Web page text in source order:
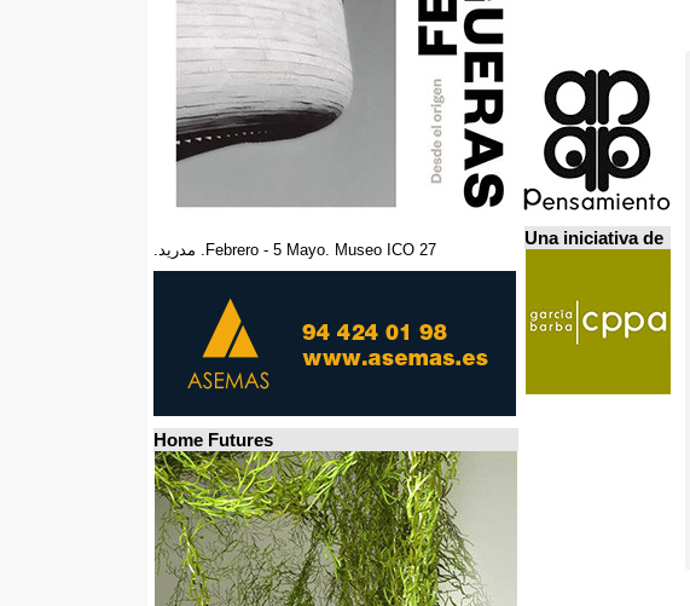
Una iniciativa de
27 Febrero - 5 Mayo. Museo ICO. مدريد.
Home Futures